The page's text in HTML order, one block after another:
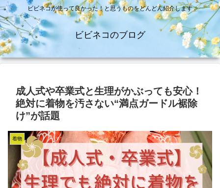
ビビネコが使って良かった！と思うものをどんどん紹介します
ビビネコのブログ
成人式や卒業式と生理がかぶっても安心！
絶対に着物を汚さない“満点ガードル裾除
け”が話題
着物